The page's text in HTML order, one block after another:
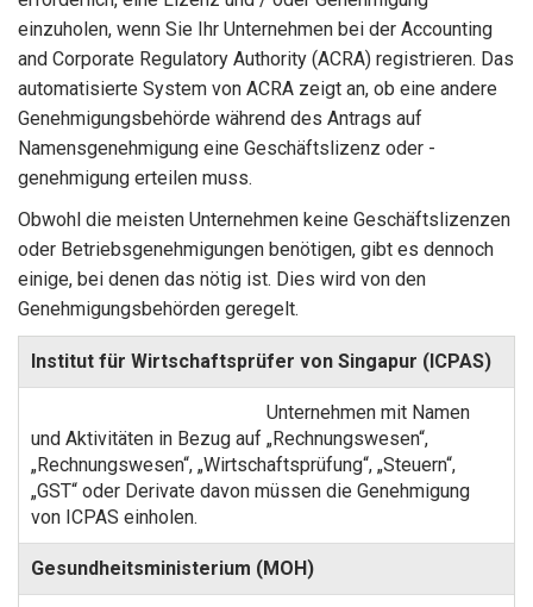
einzuholen, wenn Sie Ihr Unternehmen bei der Accounting
and Corporate Regulatory Authority (ACRA) registrieren. Das
automatisierte System von ACRA zeigt an, ob eine andere
Genehmigungsbehörde während des Antrags auf
Namensgenehmigung eine Geschäftslizenz oder -
genehmigung erteilen muss.
Obwohl die meisten Unternehmen keine Geschäftslizenzen
oder Betriebsgenehmigungen benötigen, gibt es dennoch
einige, bei denen das nötig ist. Dies wird von den
Genehmigungsbehörden geregelt.
Institut für Wirtschaftsprüfer von Singapur (ICPAS)
Unternehmen mit Namen
und Aktivitäten in Bezug auf „Rechnungswesen“,
„Rechnungswesen“, „Wirtschaftsprüfung“, „Steuern“,
„GST“ oder Derivate davon müssen die Genehmigung
von ICPAS einholen.
Gesundheitsministerium (MOH)